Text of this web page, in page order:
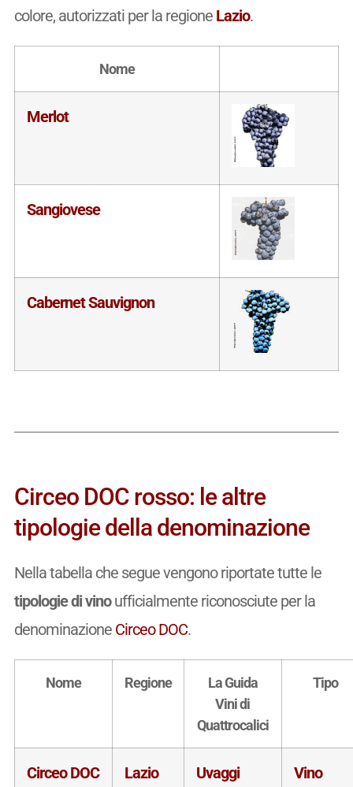
colore, autorizzati per la regione Lazio.
Nome
Merlot
Sangiovese
Cabernet Sauvignon
Circeo DOC rosso: le altre
tipologie della denominazione
Nella tabella che segue vengono riportate tutte le
tipologie di vinoufficialmente riconosciute per la
denominazione Circeo DOC.
Nome Regione
La Guida
Vini di
Quattrocalici
Tipo
Circeo DOC Lazio Uvaggi Vino